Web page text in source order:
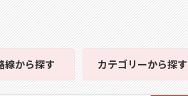
線から探す カテゴリーから探す